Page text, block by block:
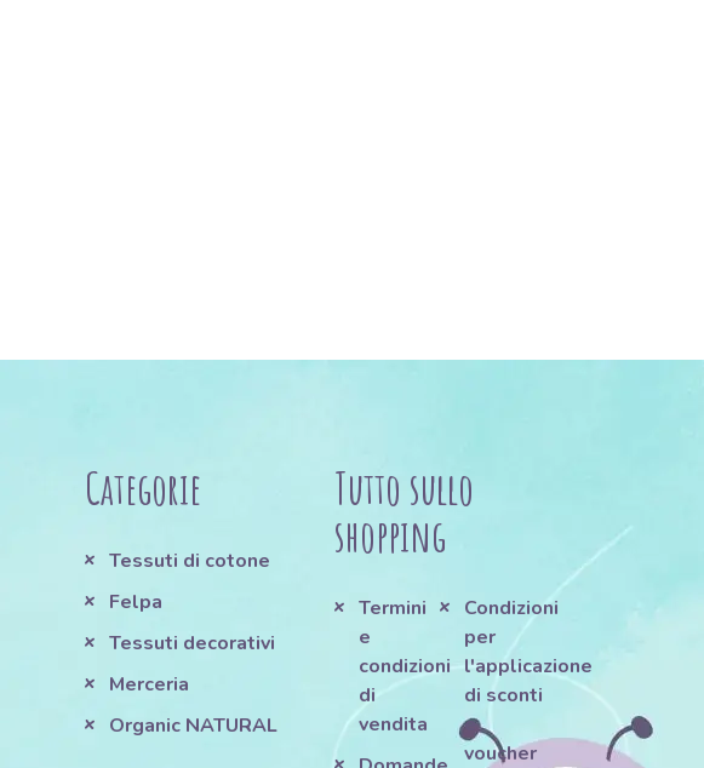
Categorie
Tessuti di cotone
Felpa
Tessuti decorativi
Merceria
Organic NATURAL
Tutto sullo
shopping
Termini
e
condizioni
di
vendita
Condizioni
per
l'applicazione
di sconti
e
voucher